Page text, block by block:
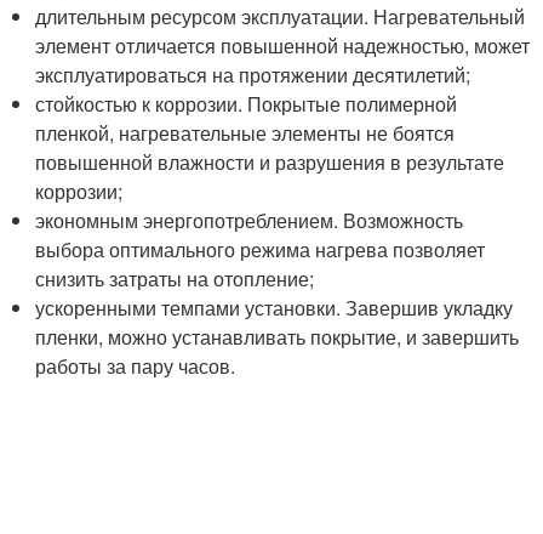
длительным ресурсом эксплуатации. Нагревательный
элемент отличается повышенной надежностью, может
эксплуатироваться на протяжении десятилетий;
стойкостью к коррозии. Покрытые полимерной
пленкой, нагревательные элементы не боятся
повышенной влажности и разрушения в результате
коррозии;
экономным энергопотреблением. Возможность
выбора оптимального режима нагрева позволяет
снизить затраты на отопление;
ускоренными темпами установки. Завершив укладку
пленки, можно устанавливать покрытие, и завершить
работы за пару часов.